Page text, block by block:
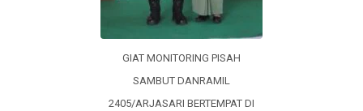
GIAT MONITORING PISAH
SAMBUT DANRAMIL
2405/ARJASARI BERTEMPAT DI